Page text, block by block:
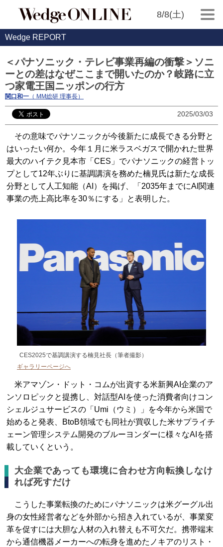
8/8(土)
Wedge REPORT
＜パナソニック・テレビ事業再編の衝撃＞ソニ
ーとの差はなぜここまで開いたのか？岐路に立
つ家電王国ニッポンの行方
関口和一 （ MM総研 理事長）
2025/03/03
その意味でパナソニックが今後新たに成長できる分野と
はいったい何か。今年１月に米ラスベガスで開かれた世界
最大のハイテク見本市「CES」でパナソニックの経営トッ
プとして12年ぶりに基調講演を務めた楠見氏は新たな成長
分野として人工知能（AI）を掲げ、「2035年までにAI関連
事業の売上高比率を30％にする」と表明した。
CES2025で基調講演する楠見社長（筆者撮影）
ギャラリーページへ
米アマゾン・ドット・コムが出資する米新興AI企業のア
ンソロピックと提携し、対話型AIを使った消費者向けコン
シェルジュサービスの「Umi（ウミ）」を今年から米国で
始めると発表、BtoB領域でも同社が買収した米サプライチ
ェーン管理システム開発のブルーヨンダーに様々なAIを搭
載していくという。
大企業であっても環境に合わせ方向転換しなけ
れば死すだけ
こうした事業転換のためにパナソニックは米グーグル出
身の女性経営者などを外部から招き入れているが、事業変
革を促すには大胆な人材の入れ替えも不可欠だ。携帯端末
から通信機器メーカーへの転身を進めたノキアのリスト・